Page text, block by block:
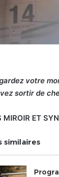
votre
sortir de
MIROIR ET
similaires